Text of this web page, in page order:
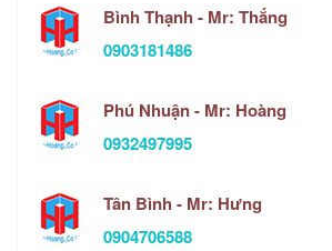
Bình Thạnh - Mr: Thắng
0903181486
Phú Nhuận - Mr: Hoàng
0932497995
Tân Bình - Mr: Hưng
0904706588